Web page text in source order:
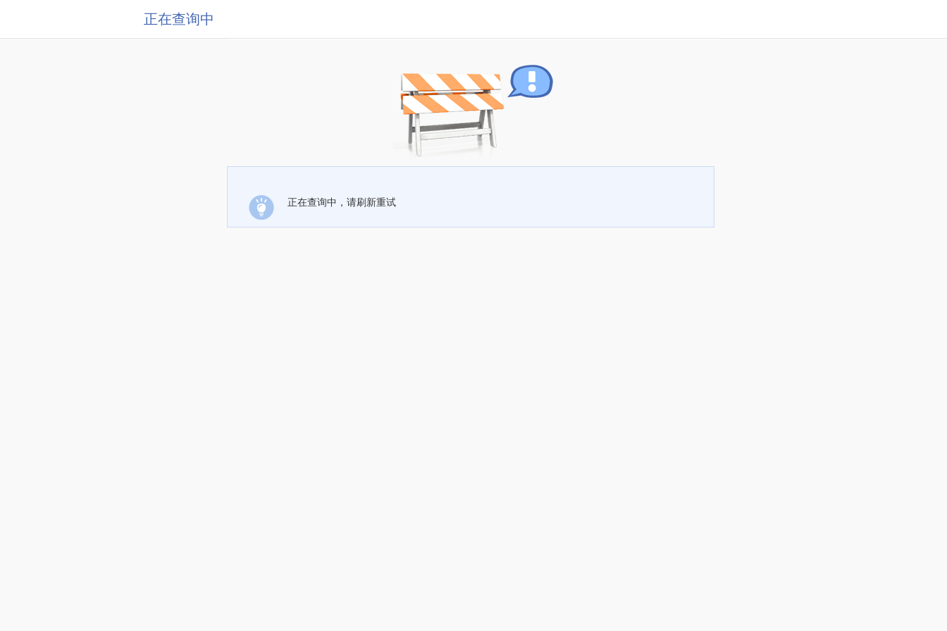
正在查询中
正在查询中，请刷新重试